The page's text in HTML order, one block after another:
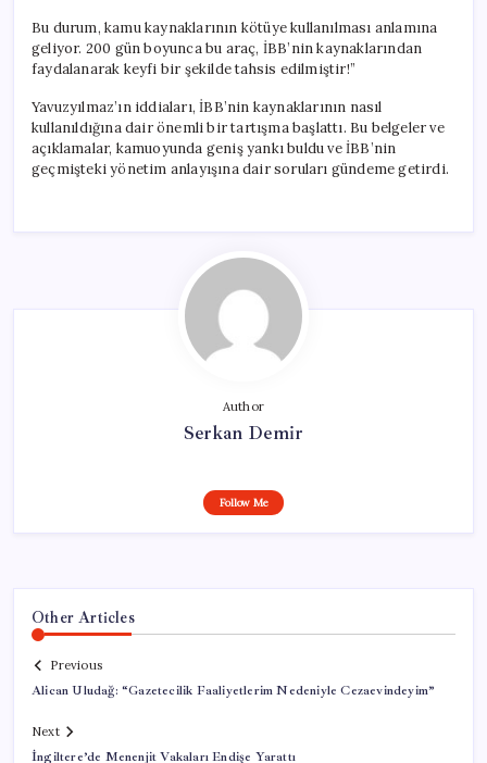
Bu durum, kamu kaynaklarının kötüye kullanılması anlamına
geliyor. 200 gün boyunca bu araç, İBB’nin kaynaklarından
faydalanarak keyfi bir şekilde tahsis edilmiştir!”
Yavuzyılmaz’ın iddiaları, İBB’nin kaynaklarının nasıl
kullanıldığına dair önemli bir tartışma başlattı. Bu belgeler ve
açıklamalar, kamuoyunda geniş yankı buldu ve İBB’nin
geçmişteki yönetim anlayışına dair soruları gündeme getirdi.
Author
Serkan Demir
Follow Me
Other Articles
Previous
Alican Uludağ: “Gazetecilik Faaliyetlerim Nedeniyle Cezaevindeyim”
Next
İngiltere’de Menenjit Vakaları Endişe Yarattı